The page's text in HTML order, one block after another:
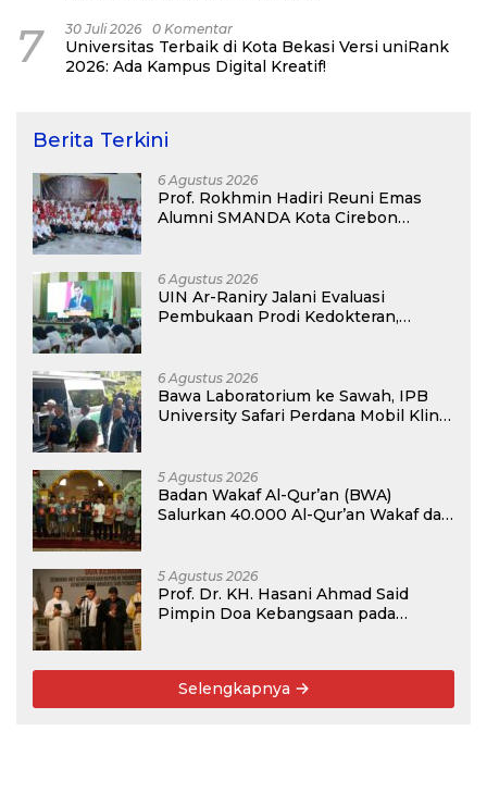
7 30 Juli 2026 0 Komentar
Universitas Terbaik di Kota Bekasi Versi uniRank
2026: Ada Kampus Digital Kreatif!
Berita Terkini
6 Agustus 2026
Prof. Rokhmin Hadiri Reuni Emas
Alumni SMANDA Kota Cirebon
6 Agustus 2026
UIN Ar-Raniry Jalani Evaluasi
Pembukaan Prodi Kedokteran,
6 Agustus 2026
Bawa Laboratorium ke Sawah, IPB
University Safari Perdana Mobil Klinik
5 Agustus 2026
Badan Wakaf Al-Qur’an (BWA)
Salurkan 40.000 Al-Qur’an Wakaf dan
5 Agustus 2026
Prof. Dr. KH. Hasani Ahmad Said
Pimpin Doa Kebangsaan pada
Pemasyarakatan RI
Selengkapnya